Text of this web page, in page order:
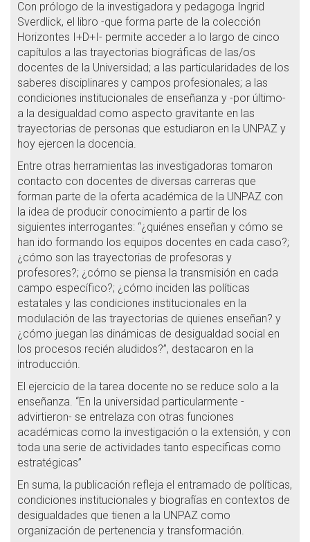
Con prólogo de la investigadora y pedagoga Ingrid
Sverdlick, el libro -que forma parte de la colección
Horizontes I+D+I- permite acceder a lo largo de cinco
capítulos a las trayectorias biográficas de las/os
docentes de la Universidad; a las particularidades de los
saberes disciplinares y campos profesionales; a las
condiciones institucionales de enseñanza y -por último-
a la desigualdad como aspecto gravitante en las
trayectorias de personas que estudiaron en la UNPAZ y
hoy ejercen la docencia.
Entre otras herramientas las investigadoras tomaron
contacto con docentes de diversas carreras que
forman parte de la oferta académica de la UNPAZ con
la idea de producir conocimiento a partir de los
siguientes interrogantes: “¿quiénes enseñan y cómo se
han ido formando los equipos docentes en cada caso?;
¿cómo son las trayectorias de profesoras y
profesores?; ¿cómo se piensa la transmisión en cada
campo específico?; ¿cómo inciden las políticas
estatales y las condiciones institucionales en la
modulación de las trayectorias de quienes enseñan? y
¿cómo juegan las dinámicas de desigualdad social en
los procesos recién aludidos?”, destacaron en la
introducción.
El ejercicio de la tarea docente no se reduce solo a la
enseñanza. “En la universidad particularmente -
advirtieron- se entrelaza con otras funciones
académicas como la investigación o la extensión, y con
toda una serie de actividades tanto específicas como
estratégicas”
En suma, la publicación refleja el entramado de políticas,
condiciones institucionales y biografías en contextos de
desigualdades que tienen a la UNPAZ como
organización de pertenencia y transformación.